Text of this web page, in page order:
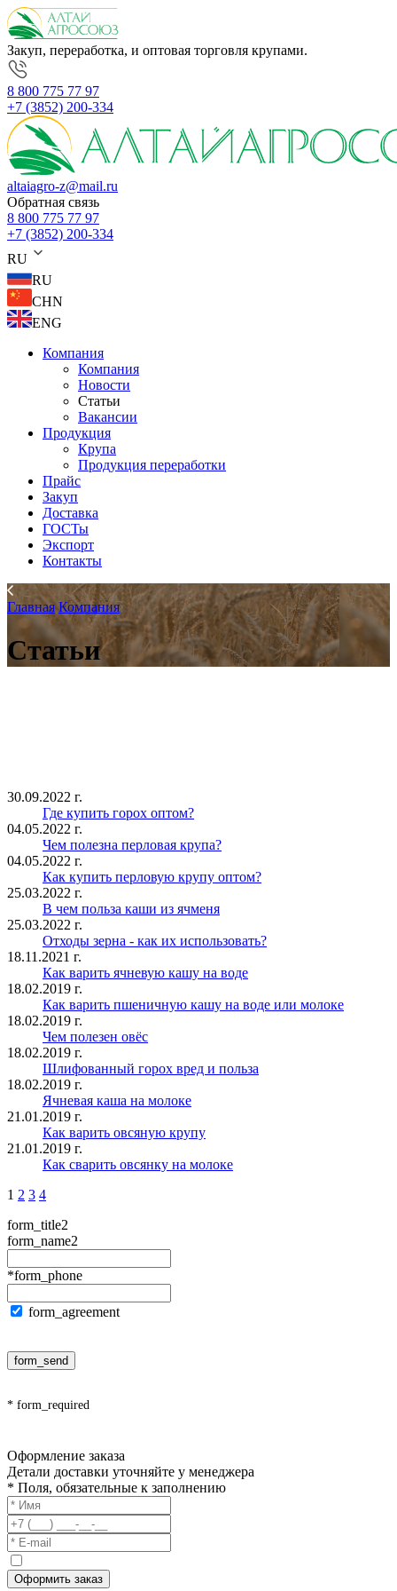
Закуп, переработка, и оптовая торговля крупами.
8 800 775 77 97
+7 (3852) 200-334
altaiagro-z@mail.ru
Обратная связь
8 800 775 77 97
+7 (3852) 200-334
RU
RU
CHN
ENG
Компания
Компания
Новости
Статьи
Вакансии
Продукция
Крупа
Продукция переработки
Прайс
Закуп
Доставка
ГОСТы
Экспорт
Контакты
Главная Компания
Статьи
30.09.2022 г.
Где купить горох оптом?
04.05.2022 г.
Чем полезна перловая крупа?
04.05.2022 г.
Как купить перловую крупу оптом?
25.03.2022 г.
В чем польза каши из ячменя
25.03.2022 г.
Отходы зерна - как их использовать?
18.11.2021 г.
Как варить ячневую кашу на воде
18.02.2019 г.
Как варить пшеничную кашу на воде или молоке
18.02.2019 г.
Чем полезен овёс
18.02.2019 г.
Шлифованный горох вред и польза
18.02.2019 г.
Ячневая каша на молоке
21.01.2019 г.
Как варить овсяную крупу
21.01.2019 г.
Как сварить овсянку на молоке
1 2 3 4
form_title2
form_name2
*form_phone
form_agreement
form_send
* form_required
Оформление заказа
Детали доставки уточняйте у менеджера
* Поля, обязательные к заполнению
Оформить заказ